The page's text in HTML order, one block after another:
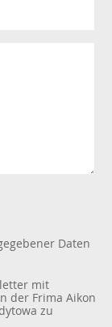
Daten
mit
der Frima Aikon
zu